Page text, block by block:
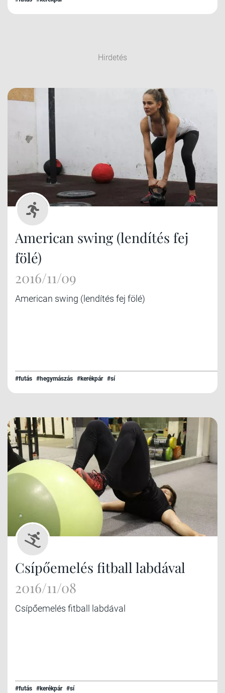
Hirdetés
American swing (lendítés fej
fölé)
2016/11/09
American swing (lendítés fej fölé)
#futás #hegymászás #kerékpár #sí
Csípőemelés fitball labdával
2016/11/08
Csípőemelés fitball labdával
#futás #kerékpár #sí